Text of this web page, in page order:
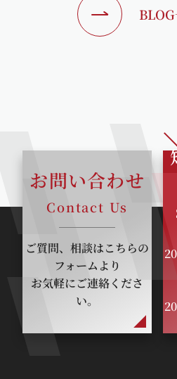
お問い合わせ
Contact Us
ご質問、相談はこちらの
フォームより
お気軽にご連絡くださ
い。